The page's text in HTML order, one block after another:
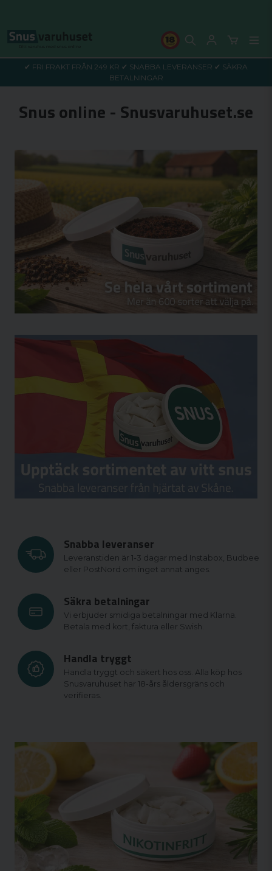
✔ FRI FRAKT FRÅN 249 KR ✔ SNABBA LEVERANSER ✔ SÄKRA
BETALNINGAR
Snus online - Snusvaruhuset.se
Snabba leveranser
Leveranstiden är 1-3 dagar med Instabox, Budbee
eller PostNord om inget annat anges.
Säkra betalningar
Vi erbjuder smidiga betalningar med Klarna.
Betala med kort, faktura eller Swish.
Handla tryggt
Handla tryggt och säkert hos oss. Alla köp hos
Snusvaruhuset har 18-års åldersgräns och
verifieras.